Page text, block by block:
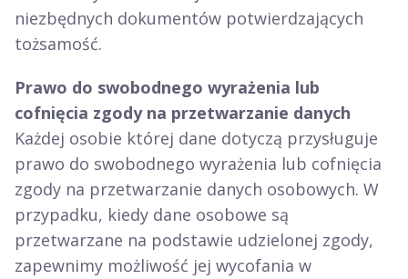
niezbędnych dokumentów potwierdzających
tożsamość.
Prawo do swobodnego wyrażenia lub
cofnięcia zgody na przetwarzanie danych
Każdej osobie której dane dotyczą przysługuje
prawo do swobodnego wyrażenia lub cofnięcia
zgody na przetwarzanie danych osobowych. W
przypadku, kiedy dane osobowe są
przetwarzane na podstawie udzielonej zgody,
zapewnimy możliwość jej wycofania w